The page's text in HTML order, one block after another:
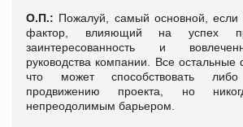
О.П.: Пожалуй, самый основной, если
фактор, влияющий на успех
заинтересованность и
руководства компании. Все остальные
что может способствовать либо
продвижению проекта, но
непреодолимым барьером.